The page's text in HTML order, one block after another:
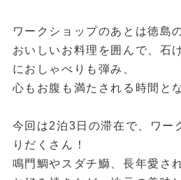
ワークショップのあとは徳島
おいしいお料理を囲んで、石
におしゃべりも弾み、
心もお腹も満たされる時間と
今回は2泊3日の滞在で、ワー
りだくさん！
鳴門鯛やスダチ鰤、長年愛さ